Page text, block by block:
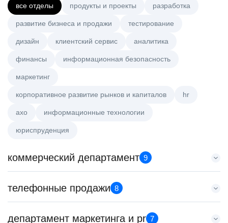
все отделы продукты и проекты разработка
развитие бизнеса и продажи тестирование
дизайн клиентский сервис аналитика
финансы информационная безопасность
маркетинг
корпоративное развитие рынков и капиталов hr
axo информационные технологии
юриспруденция
коммерческий департамент 9
Key Account Manager (EdTech)
HeadHunter::Коммерческий департамент
150000 ₽
телефонные продажи 8
Менеджер по продажам в сегменте малого и среднего
департамент маркетинга и pr 7